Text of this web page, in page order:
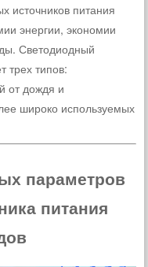
источников питания
энергии, экономии
Светодиодный
трех типов:
от дождя и
широко используемых
параметров
питания